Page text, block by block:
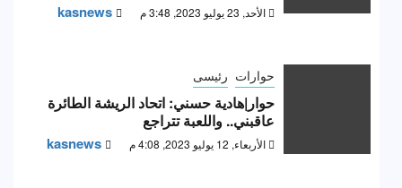
الأحد, 23 يوليو 2023, 3:48 م kasnews
حوارات رئيسى
حوار|هادية حسني: اتحاد الريشة الطائرة
عاقبني.. واللعبة تتراجع
الأربعاء, 12 يوليو 2023, 4:08 م kasnews